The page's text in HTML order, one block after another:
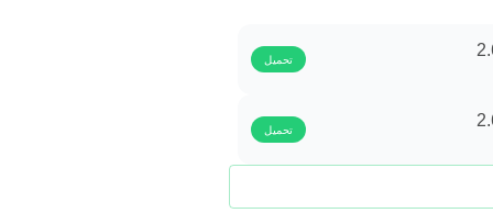
تحميل
تحميل